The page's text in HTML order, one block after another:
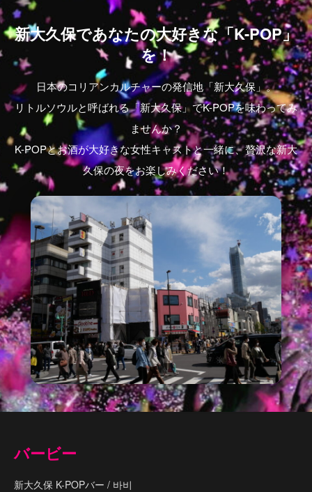
新大久保であなたの大好きな「K-POP」
を！
日本のコリアンカルチャーの発信地「新大久保」。
リトルソウルと呼ばれる「新大久保」でK-POPを味わってみ
ませんか？
K-POPとお酒が大好きな女性キャストと一緒に、贅沢な新大
久保の夜をお楽しみください！
バービー
新大久保 K-POPバー / 바비